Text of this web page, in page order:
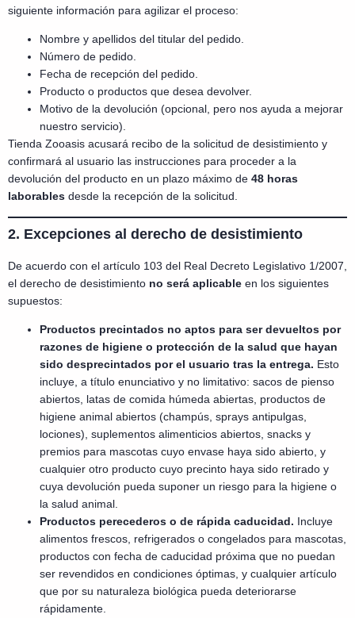
siguiente información para agilizar el proceso:
Nombre y apellidos del titular del pedido.
Número de pedido.
Fecha de recepción del pedido.
Producto o productos que desea devolver.
Motivo de la devolución (opcional, pero nos ayuda a mejorar
nuestro servicio).
Tienda Zooasis acusará recibo de la solicitud de desistimiento y
confirmará al usuario las instrucciones para proceder a la
devolución del producto en un plazo máximo de 48 horas
laborables desde la recepción de la solicitud.
2. Excepciones al derecho de desistimiento
De acuerdo con el artículo 103 del Real Decreto Legislativo 1/2007,
el derecho de desistimiento no será aplicable en los siguientes
supuestos:
Productos precintados no aptos para ser devueltos por
razones de higiene o protección de la salud que hayan
sido desprecintados por el usuario tras la entrega. Esto
incluye, a título enunciativo y no limitativo: sacos de pienso
abiertos, latas de comida húmeda abiertas, productos de
higiene animal abiertos (champús, sprays antipulgas,
lociones), suplementos alimenticios abiertos, snacks y
premios para mascotas cuyo envase haya sido abierto, y
cualquier otro producto cuyo precinto haya sido retirado y
cuya devolución pueda suponer un riesgo para la higiene o
la salud animal.
Productos perecederos o de rápida caducidad. Incluye
alimentos frescos, refrigerados o congelados para mascotas,
productos con fecha de caducidad próxima que no puedan
ser revendidos en condiciones óptimas, y cualquier artículo
que por su naturaleza biológica pueda deteriorarse
rápidamente.